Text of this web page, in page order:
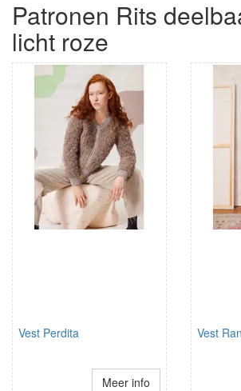
Patronen Rits
licht roze
Vest Perdita
Meer info
Vest